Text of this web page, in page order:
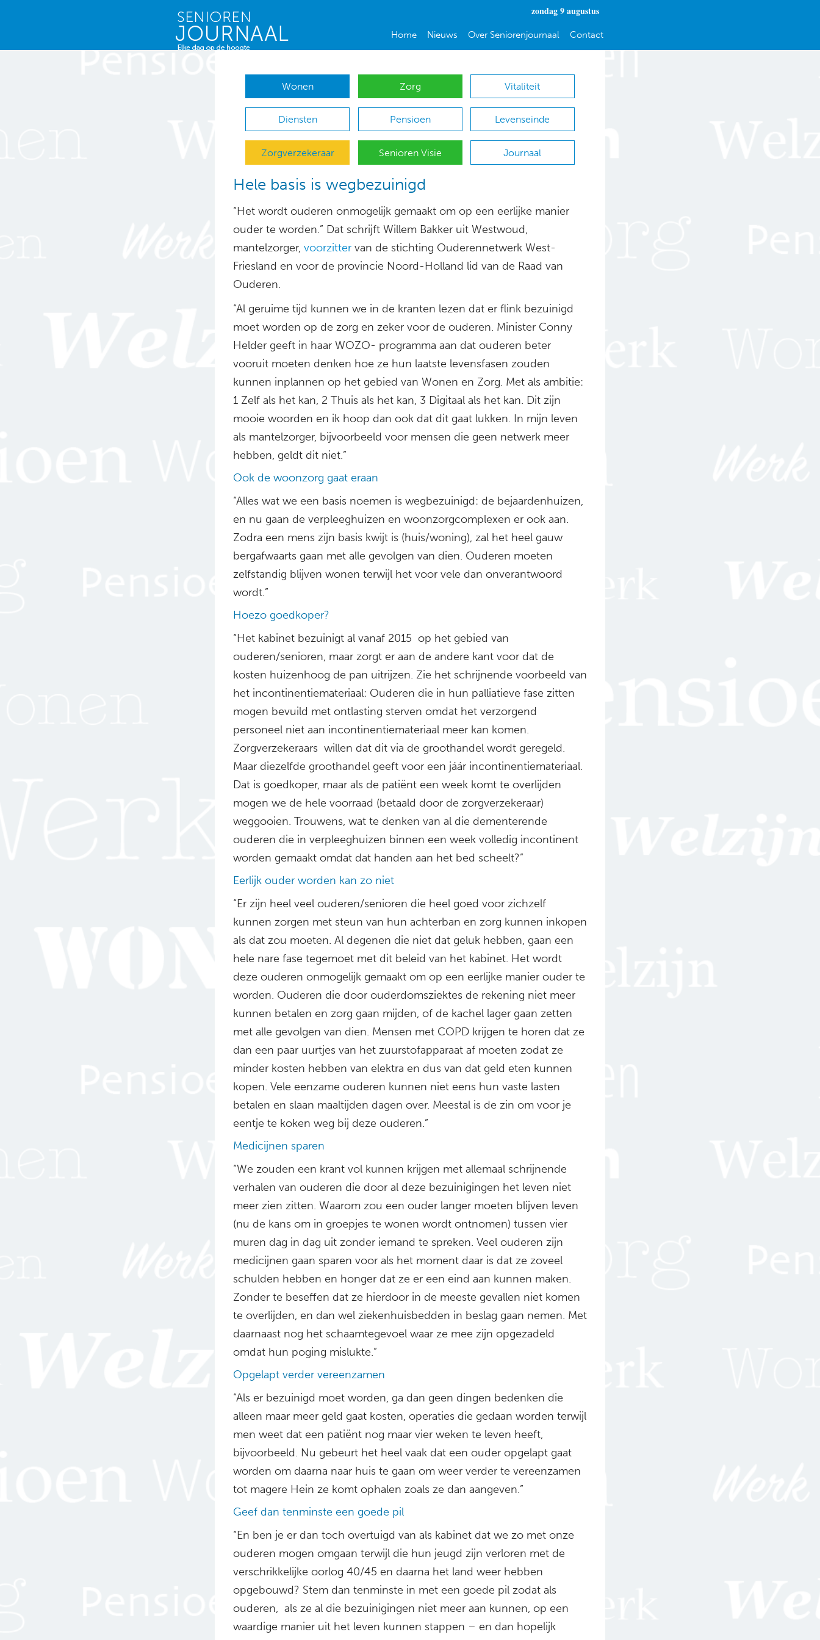
zondag 9 augustus
Home Nieuws Over Seniorenjournaal Contact
Wonen Zorg Vitaliteit
Diensten Pensioen Levenseinde
Zorgverzekeraar Senioren Visie Journaal
Hele basis is wegbezuinigd
“Het wordt ouderen onmogelijk gemaakt om op een eerlijke manier
ouder te worden.” Dat schrijft Willem Bakker uit Westwoud,
mantelzorger, voorzitter van de stichting Ouderennetwerk West-
Friesland en voor de provincie Noord-Holland lid van de Raad van
Ouderen.
“Al geruime tijd kunnen we in de kranten lezen dat er flink bezuinigd
moet worden op de zorg en zeker voor de ouderen. Minister Conny
Helder geeft in haar WOZO- programma aan dat ouderen beter
vooruit moeten denken hoe ze hun laatste levensfasen zouden
kunnen inplannen op het gebied van Wonen en Zorg. Met als ambitie:
1 Zelf als het kan, 2 Thuis als het kan, 3 Digitaal als het kan. Dit zijn
mooie woorden en ik hoop dan ook dat dit gaat lukken. In mijn leven
als mantelzorger, bijvoorbeeld voor mensen die geen netwerk meer
hebben, geldt dit niet.”
Ook de woonzorg gaat eraan
“Alles wat we een basis noemen is wegbezuinigd: de bejaardenhuizen,
en nu gaan de verpleeghuizen en woonzorgcomplexen er ook aan.
Zodra een mens zijn basis kwijt is (huis/woning), zal het heel gauw
bergafwaarts gaan met alle gevolgen van dien. Ouderen moeten
zelfstandig blijven wonen terwijl het voor vele dan onverantwoord
wordt.”
Hoezo goedkoper?
“Het kabinet bezuinigt al vanaf 2015 op het gebied van
ouderen/senioren, maar zorgt er aan de andere kant voor dat de
kosten huizenhoog de pan uitrijzen. Zie het schrijnende voorbeeld van
het incontinentiemateriaal: Ouderen die in hun palliatieve fase zitten
mogen bevuild met ontlasting sterven omdat het verzorgend
personeel niet aan incontinentiemateriaal meer kan komen.
Zorgverzekeraars willen dat dit via de groothandel wordt geregeld.
Maar diezelfde groothandel geeft voor een jáár incontinentiemateriaal.
Dat is goedkoper, maar als de patiënt een week komt te overlijden
mogen we de hele voorraad (betaald door de zorgverzekeraar)
weggooien. Trouwens, wat te denken van al die dementerende
ouderen die in verpleeghuizen binnen een week volledig incontinent
worden gemaakt omdat dat handen aan het bed scheelt?”
Eerlijk ouder worden kan zo niet
“Er zijn heel veel ouderen/senioren die heel goed voor zichzelf
kunnen zorgen met steun van hun achterban en zorg kunnen inkopen
als dat zou moeten. Al degenen die niet dat geluk hebben, gaan een
hele nare fase tegemoet met dit beleid van het kabinet. Het wordt
deze ouderen onmogelijk gemaakt om op een eerlijke manier ouder te
worden. Ouderen die door ouderdomsziektes de rekening niet meer
kunnen betalen en zorg gaan mijden, of de kachel lager gaan zetten
met alle gevolgen van dien. Mensen met COPD krijgen te horen dat ze
dan een paar uurtjes van het zuurstofapparaat af moeten zodat ze
minder kosten hebben van elektra en dus van dat geld eten kunnen
kopen. Vele eenzame ouderen kunnen niet eens hun vaste lasten
betalen en slaan maaltijden dagen over. Meestal is de zin om voor je
eentje te koken weg bij deze ouderen.”
Medicijnen sparen
“We zouden een krant vol kunnen krijgen met allemaal schrijnende
verhalen van ouderen die door al deze bezuinigingen het leven niet
meer zien zitten. Waarom zou een ouder langer moeten blijven leven
(nu de kans om in groepjes te wonen wordt ontnomen) tussen vier
muren dag in dag uit zonder iemand te spreken. Veel ouderen zijn
medicijnen gaan sparen voor als het moment daar is dat ze zoveel
schulden hebben en honger dat ze er een eind aan kunnen maken.
Zonder te beseffen dat ze hierdoor in de meeste gevallen niet komen
te overlijden, en dan wel ziekenhuisbedden in beslag gaan nemen. Met
daarnaast nog het schaamtegevoel waar ze mee zijn opgezadeld
omdat hun poging mislukte.”
Opgelapt verder vereenzamen
“Als er bezuinigd moet worden, ga dan geen dingen bedenken die
alleen maar meer geld gaat kosten, operaties die gedaan worden terwijl
men weet dat een patiënt nog maar vier weken te leven heeft,
bijvoorbeeld. Nu gebeurt het heel vaak dat een ouder opgelapt gaat
worden om daarna naar huis te gaan om weer verder te vereenzamen
tot magere Hein ze komt ophalen zoals ze dan aangeven.”
Geef dan tenminste een goede pil
“En ben je er dan toch overtuigd van als kabinet dat we zo met onze
ouderen mogen omgaan terwijl die hun jeugd zijn verloren met de
verschrikkelijke oorlog 40/45 en daarna het land weer hebben
opgebouwd? Stem dan tenminste in met een goede pil zodat als
ouderen, als ze al die bezuinigingen niet meer aan kunnen, op een
waardige manier uit het leven kunnen stappen – en dan hopelijk